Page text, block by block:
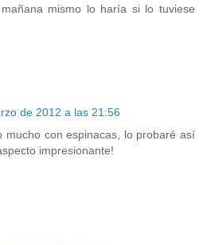
mismo lo haría si lo tuviese
de 2012 a las 21:56
mucho con espinacas, lo probaré así
impresionante!